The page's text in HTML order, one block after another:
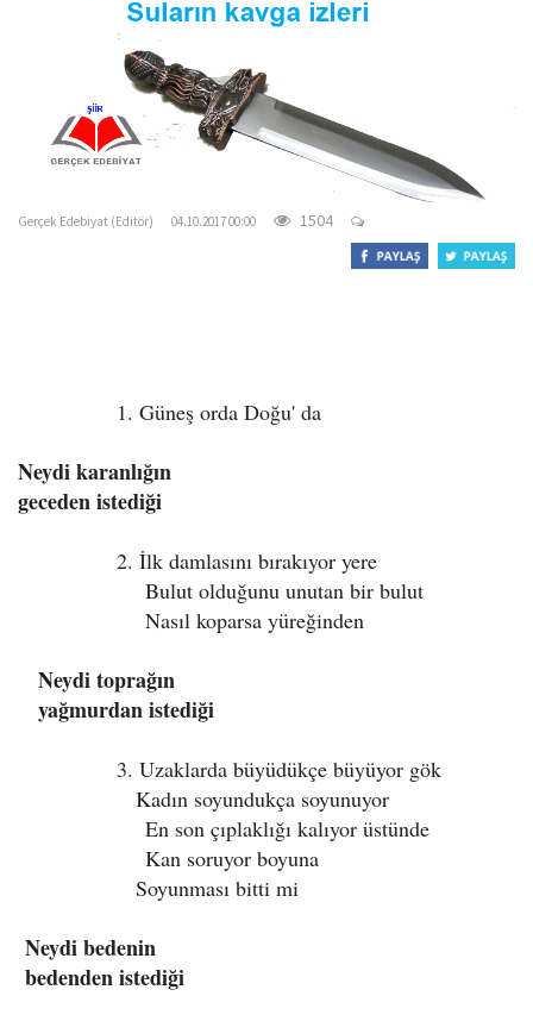
Gerçek Edebiyat (Editör) 04.10.2017 00:00 1504
1. Güneş orda Doğu' da
Neydi karanlığın
geceden istediği
2. İlk damlasını bırakıyor yere
Bulut olduğunu unutan bir bulut
Nasıl koparsa yüreğinden
Neydi toprağın
yağmurdan istediği
3. Uzaklarda büyüdükçe büyüyor gök
Kadın soyundukça soyunuyor
En son çıplaklığı kalıyor üstünde
Kan soruyor boyuna
Soyunması bitti mi
Neydi bedenin
bedenden istediği